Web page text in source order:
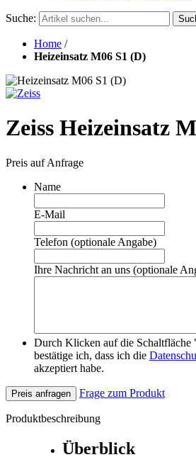
Suche:
Home /
Heizeinsatz M06 S1 (D)
Zeiss Heizeinsatz
Preis auf Anfrage
Name
E-Mail
Telefon (optionale Angabe)
Ihre Nachricht an uns (optionale
Durch Klicken auf die Schaltfläche
bestätige ich, dass ich die
akzeptiert habe.
Preis anfragen Frage zum Produkt
Produktbeschreibung
Überblick